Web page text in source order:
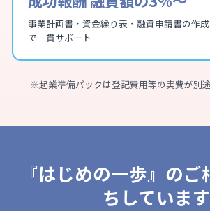
事業計画書・資金繰り表・融資申請書の作
で一貫サポート
※起業準備パックは登記費用等の実費が別途
『はじめの一歩』の
ちしています